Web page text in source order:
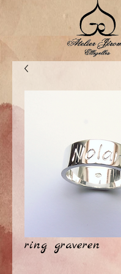
ring graveren